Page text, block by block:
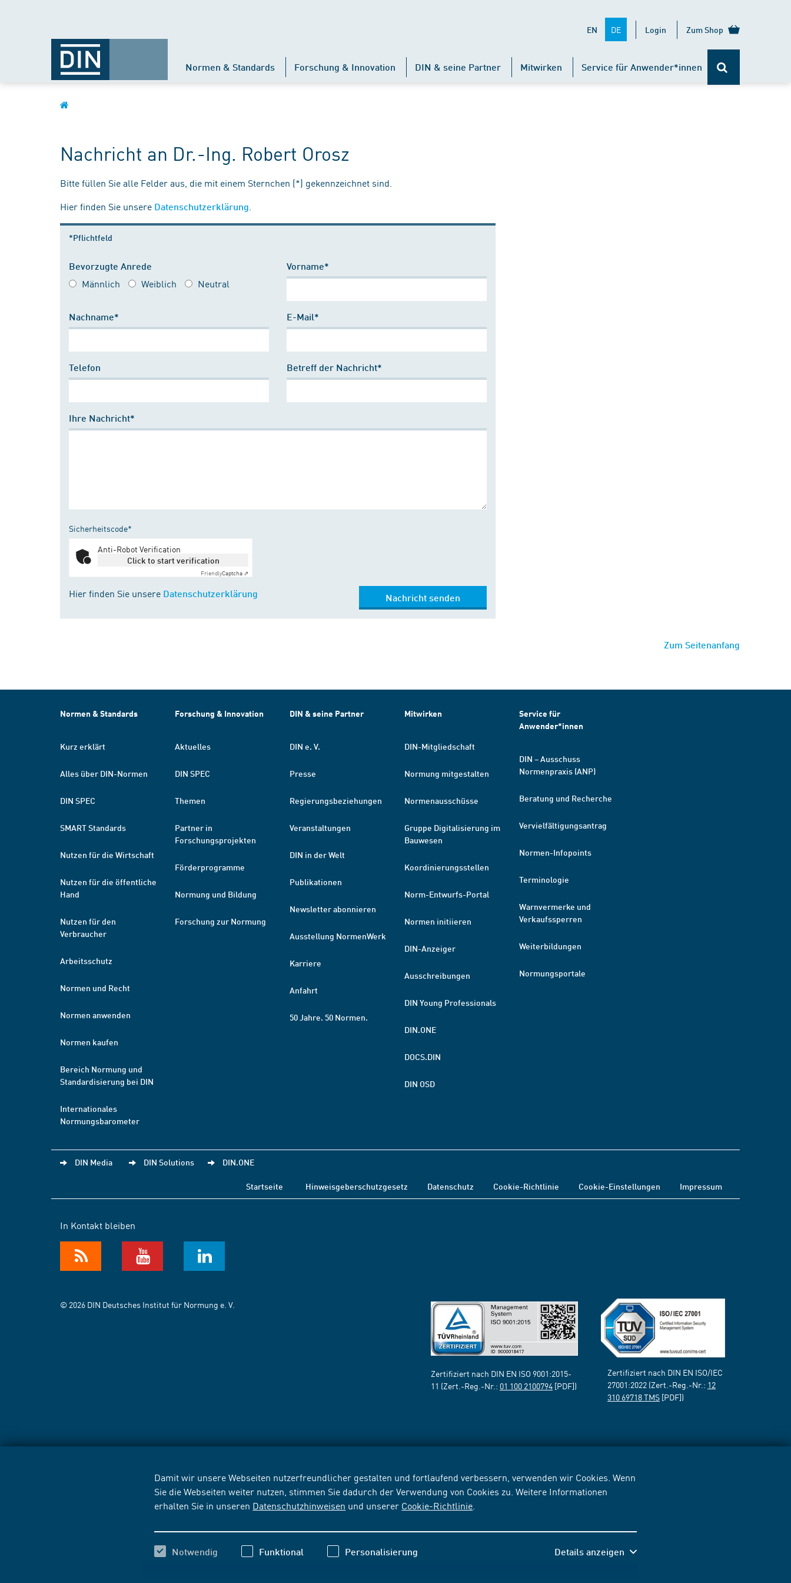
Damit wir unsere Webseiten nutzerfreundlicher gestalten und fortlaufend verbessern, verwenden wir Cookies. Wenn
Sie die Webseiten weiter nutzen, stimmen Sie dadurch der Verwendung von Cookies zu. Weitere Informationen
erhalten Sie in unseren Datenschutzhinweisen und unserer Cookie-Richtlinie
Notwendig Funktional Personalisierung Details anzeigen
EN DE Login Zum Shop
Normen & Standards Forschung & Innovation DIN & seine Partner Mitwirken Service für Anwender*innen
Nachricht an Dr.-Ing. Robert Orosz
Bitte füllen Sie alle Felder aus, die mit einem Sternchen (*) gekennzeichnet sind.
Hier finden Sie unsere Datenschutzerklärung
*Pflichtfeld
Bevorzugte Anrede
Männlich Weiblich Neutral
Vorname*
Nachname* E-Mail*
Telefon Betreff der Nachricht*
Ihre Nachricht*
Sicherheitscode*
Anti-Robot Verification
Click to start verification
FriendlyCaptcha ⇗
Hier finden Sie unsere Datenschutzerklärung Nachricht senden
Zum Seitenanfang
Normen & Standards
Kurz erklärt
Alles über DIN-Normen
DIN SPEC
SMART Standards
Nutzen für die Wirtschaft
Nutzen für die öffentliche
Hand
Nutzen für den
Verbraucher
Arbeitsschutz
Normen und Recht
Normen anwenden
Normen kaufen
Bereich Normung und
Standardisierung bei DIN
Internationales
Normungsbarometer
Forschung & Innovation
Aktuelles
DIN SPEC
Themen
Partner in
Forschungsprojekten
Förderprogramme
Normung und Bildung
Forschung zur Normung
DIN & seine Partner
DIN e. V.
Presse
Regierungsbeziehungen
Veranstaltungen
DIN in der Welt
Publikationen
Newsletter abonnieren
Ausstellung NormenWerk
Karriere
Anfahrt
50 Jahre. 50 Normen.
Mitwirken
DIN-Mitgliedschaft
Normung mitgestalten
Normenausschüsse
Gruppe Digitalisierung im
Bauwesen
Koordinierungsstellen
Norm-Entwurfs-Portal
Normen initiieren
DIN-Anzeiger
Ausschreibungen
DIN Young Professionals
DIN.ONE
DOCS.DIN
DIN OSD
Service für
Anwender*innen
DIN – Ausschuss
Normenpraxis (ANP)
Beratung und Recherche
Vervielfältigungsantrag
Normen-Infopoints
Terminologie
Warnvermerke und
Verkaufssperren
Weiterbildungen
Normungsportale
DIN Media DIN Solutions DIN.ONE
Startseite Hinweisgeberschutzgesetz Datenschutz Cookie-Richtlinie Cookie-Einstellungen Impressum
In Kontakt bleiben
© 2026 DIN Deutsches Institut für Normung e. V.
Zertifiziert nach DIN EN ISO 9001:2015-
11 (Zert.-Reg.-Nr.: 01 100 2100794 [PDF])
Zertifiziert nach DIN EN ISO/IEC
27001:2022 (Zert.-Reg.-Nr.: 12
310 69718 TMS [PDF])